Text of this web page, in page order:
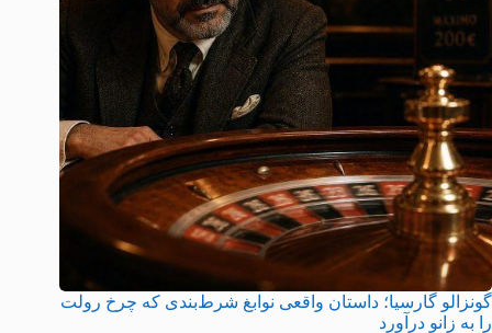
گونزالو گارسیا؛ داستان واقعی نوابغ شرط‌بندی که چرخ رولت
را به زانو درآورد